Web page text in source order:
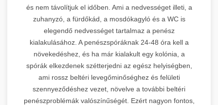
és nem távolítjuk el időben. Ami a nedvességet illeti, a
zuhanyzó, a fürdőkád, a mosdókagyló és a WC is
elegendő nedvességet tartalmaz a penész
kialakulásához. A penészspóráknak 24-48 óra kell a
növekedéshez, és ha már kialakult egy kolónia, a
spórák elkezdenek szétterjedni az egész helyiségben,
ami rossz beltéri levegőminőséghez és felületi
szennyeződéshez vezet, növelve a további beltéri
penészproblémák valószínűségét. Ezért nagyon fontos,